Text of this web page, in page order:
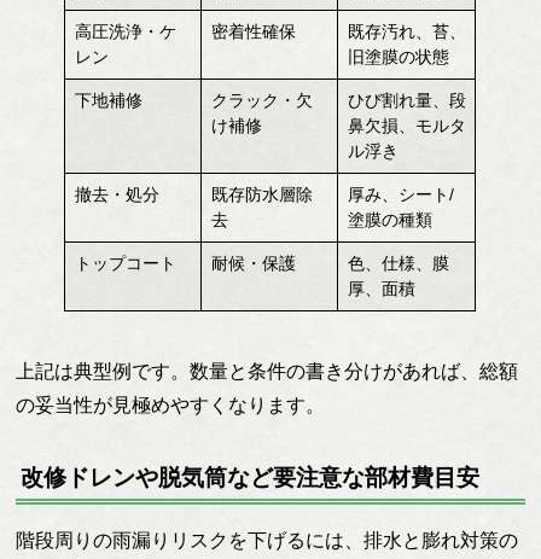
高圧洗浄・ケ
レン
密着性確保
既存汚れ、苔、
旧塗膜の状態
下地補修
クラック・欠
け補修
ひび割れ量、段
鼻欠損、モルタ
ル浮き
撤去・処分
既存防水層除
去
厚み、シート/
塗膜の種類
トップコート 耐候・保護
色、仕様、膜
厚、面積
上記は典型例です。数量と条件の書き分けがあれば、総額
の妥当性が見極めやすくなります。
改修ドレンや脱気筒など要注意な部材費目安
階段周りの雨漏りリスクを下げるには、排水と膨れ対策の